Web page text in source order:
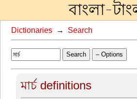
বাংলা-
Dictionaries → Search
Search – Options
মার্চ definitions